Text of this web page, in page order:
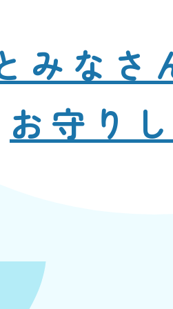
みなさ
お守り